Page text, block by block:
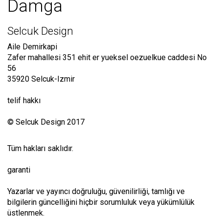
Damga
Selcuk Design
Aile Demirkapi
Zafer mahallesi 351 ehit er yueksel oezuelkue caddesi No
56
35920 Selcuk-Izmir
telif hakkı
© Selcuk Design 2017
Tüm hakları saklıdır.
garanti
Yazarlar ve yayıncı doğruluğu, güvenilirliği, tamlığı ve
bilgilerin güncelliğini hiçbir sorumluluk veya yükümlülük
üstlenmek.